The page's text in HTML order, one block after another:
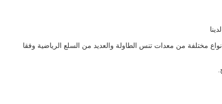
أنواع مختلفة من معدات تنس الطاولة والعديد من السلع الرياضية وفقا